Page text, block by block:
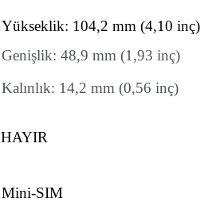
Yükseklik: 104,2 mm (4,10 inç)
Genişlik: 48,9 mm (1,93 inç)
Kalınlık: 14,2 mm (0,56 inç)
HAYIR
Mini-SIM